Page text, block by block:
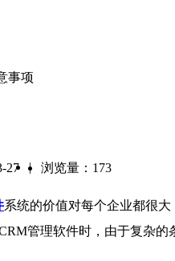
事项
27 | 浏览量：173
系统的价值对每个企业都很
管理软件时，由于复杂的